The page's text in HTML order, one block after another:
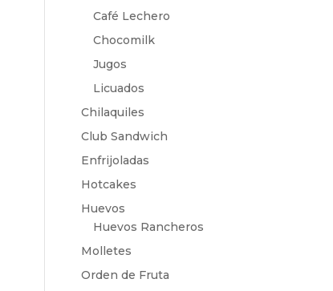
Café Lechero
Chocomilk
Jugos
Licuados
Chilaquiles
Club Sandwich
Enfrijoladas
Hotcakes
Huevos
Huevos Rancheros
Molletes
Orden de Fruta